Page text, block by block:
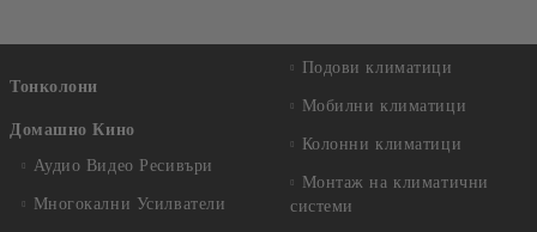
Тонколони
Домашно Кино
Аудио Видео Рeсивъри
Многокални Усилватели
Подови климатици
Мобилни климатици
Колонни климатици
Монтаж на климатични
системи